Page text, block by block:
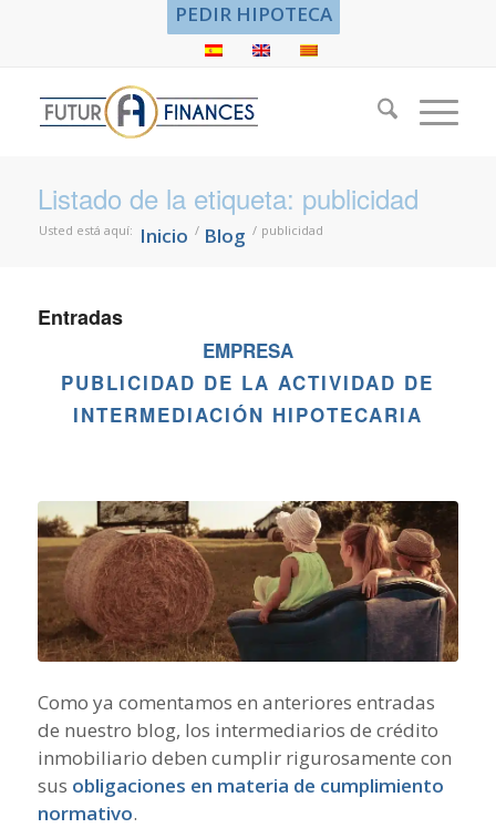
PEDIR HIPOTECA
Listado de la etiqueta: publicidad
Usted está aquí: Inicio / Blog / publicidad
Entradas
EMPRESA
PUBLICIDAD DE LA ACTIVIDAD DE
INTERMEDIACIÓN HIPOTECARIA
Como ya comentamos en anteriores entradas
de nuestro blog, los intermediarios de crédito
inmobiliario deben cumplir rigurosamente con
sus obligaciones en materia de cumplimiento
normativo.